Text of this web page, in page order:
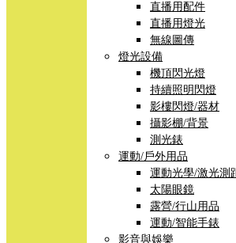
直播用配件
直播用燈光
無線圖傳
燈光設備
機頂閃光燈
持續照明閃燈
影樓閃燈/器材
攝影棚/背景
測光錶
運動/戶外用品
運動光學/激光測
太陽眼鏡
露營/行山用品
運動/智能手錶
影音與娛樂